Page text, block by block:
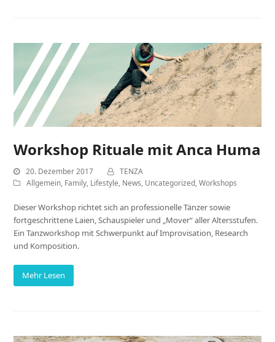
Workshop Rituale mit Anca Huma
20. Dezember 2017
TENZA
Allgemein, Family, Lifestyle, News, Uncategorized,Workshops
Dieser Workshop richtet sich an professionelle Tänzer sowie
fortgeschrittene Laien, Schauspieler und „Mover“ aller Altersstufen.
Ein Tanzworkshop mit Schwerpunkt auf Improvisation, Research
und Komposition.
Mehr Lesen